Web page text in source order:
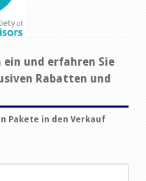
ein und erfahren Sie
Rabatten und
Pakete in den Verkauf